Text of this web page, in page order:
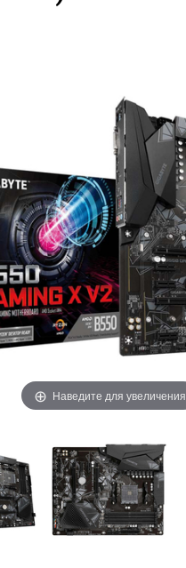
Наведите для увеличения